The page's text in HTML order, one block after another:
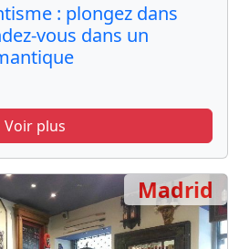
: plongez dans
vous dans un
Voir plus
Madrid